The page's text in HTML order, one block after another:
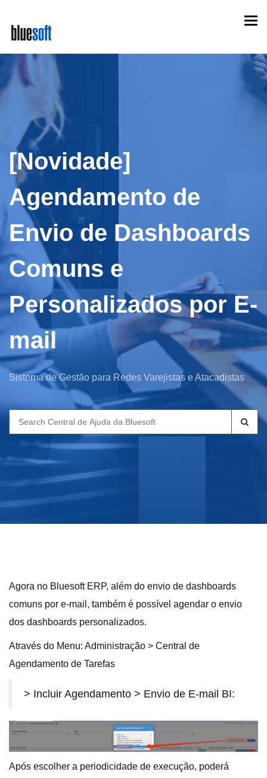
main
content
[Novidade]
Agendamento de
Envio de Dashboards
Comuns e
Personalizados por E-
mail
Sistema de Gestão para Redes Varejistas e Atacadistas
Search
for:
Agora no Bluesoft ERP, além do envio de dashboards
comuns por e-mail, também é possível agendar o envio
dos dashboards personalizados.
Através do Menu: Administração > Central de
Agendamento de Tarefas
> Incluir Agendamento > Envio de E-mail BI:
Após escolher a periodicidade de execução, poderá